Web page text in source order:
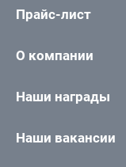
Прайс-лист
О компании
Наши награды
Наши вакансии